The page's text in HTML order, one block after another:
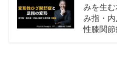
みを生
み指・
性膝関節